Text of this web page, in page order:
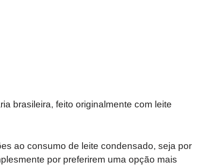
brasileira, feito originalmente com leite
ao consumo de leite condensado, seja por
por preferirem uma opção mais